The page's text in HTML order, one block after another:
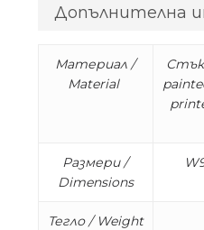
Допълнителна
Материал /
Material
Размери /
Dimensions
Тегло / Weight